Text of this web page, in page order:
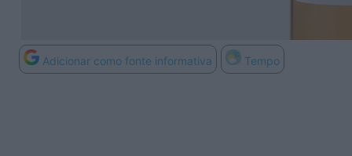
Adicionar como fonte informativa Tempo